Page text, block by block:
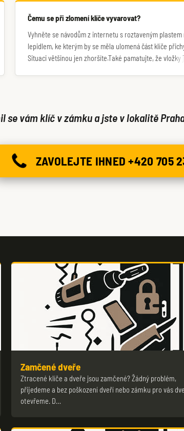
Čemu se při zlomení klíče vyvarovat?
Vyhněte se návodům z internetu s roztaveným plastem
lepidlem, ke kterým by se měla ulomená část klíče
Situaci většinou jen zhoršíte.Také pamatujte, že vložky
se vám klíč v zámku a jste v lokalitě
ZAVOLEJTE IHNED +420 705
Zamčené dveře
Ztracené klíče a dveře jsou zamčené? Žádný problém,
přijedeme a bez poškození dveří nebo zámku pro vás
otevřeme. D…